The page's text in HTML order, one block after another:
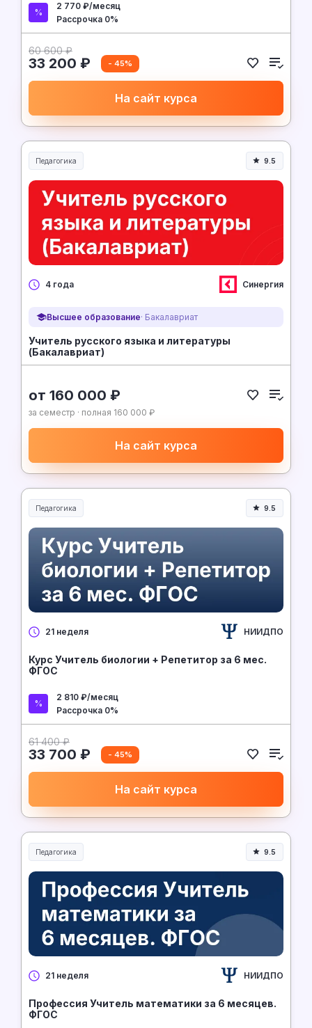
2 770 ₽/месяц
Рассрочка 0%
60 600 ₽
33 200 ₽ - 45%
На сайт курса
Педагогика
Образование и педагогика
9.5
4 года Синергия
Высшее образование· Бакалавриат
Учитель русского языка и литературы
(Бакалавриат)
от 160 000 ₽
за семестр · полная 160 000 ₽
На сайт курса
Педагогика
Образование и педагогика
9.5
21 неделя НИИДПО
Курс Учитель биологии + Репетитор за 6 мес.
ФГОС
2 810 ₽/месяц
Рассрочка 0%
61 400 ₽
33 700 ₽ - 45%
На сайт курса
Педагогика
Образование и педагогика
9.5
21 неделя НИИДПО
Профессия Учитель математики за 6 месяцев.
ФГОС